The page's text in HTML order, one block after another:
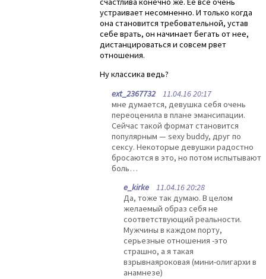
устраивает несомненно. И только когда
она становится требовательной, устав
себе врать, он начинает бегать от нее,
дистанцироваться и совсем рвет
отношения.
Ну классика ведь?
ext_2367732 11.04.16 20:17
мне думается, девушка себя очень
переоценила в плане эмансипации.
Сейчас такой формат становится
популярным — sexy buddy, друг по
сексу. Некоторые девушки радостно
бросаются в это, но потом испытывают
боль…
e_kirke 11.04.16 20:28
Да, тоже так думаю. В целом
желаемый образ себя не
соответствующий реальности.
Мужчины в каждом порту,
серьезные отношения -это
страшно, а я такая
взрывнаяроковая (мини-олигархи в
анамнезе)